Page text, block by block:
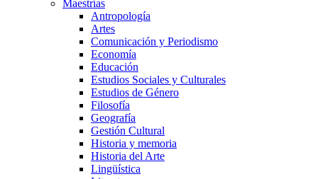
Maestrías
Antropología
Artes
Comunicación y Periodismo
Economía
Educación
Estudios Sociales y Culturales
Estudios de Género
Filosofía
Geografía
Gestión Cultural
Historia y memoria
Historia del Arte
Lingüística